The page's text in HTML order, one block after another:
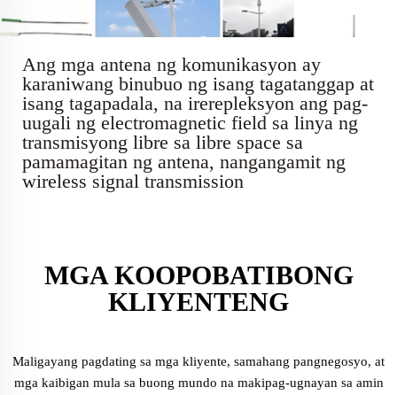
Ang mga antena ng komunikasyon ay
karaniwang binubuo ng isang tagatanggap at
isang tagapadala, na irerepleksyon ang pag-
uugali ng electromagnetic field sa linya ng
transmisyong libre sa libre space sa
pamamagitan ng antena, nangangamit ng
wireless signal transmission
MGA KOOPOBATIBONG
KLIYENTENG
Maligayang pagdating sa mga kliyente, samahang pangnegosyo, at
mga kaibigan mula sa buong mundo na makipag-ugnayan sa amin